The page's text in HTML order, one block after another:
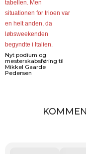
Nyt podium og
mesterskabsføring til
Mikkel Gaarde
Pedersen